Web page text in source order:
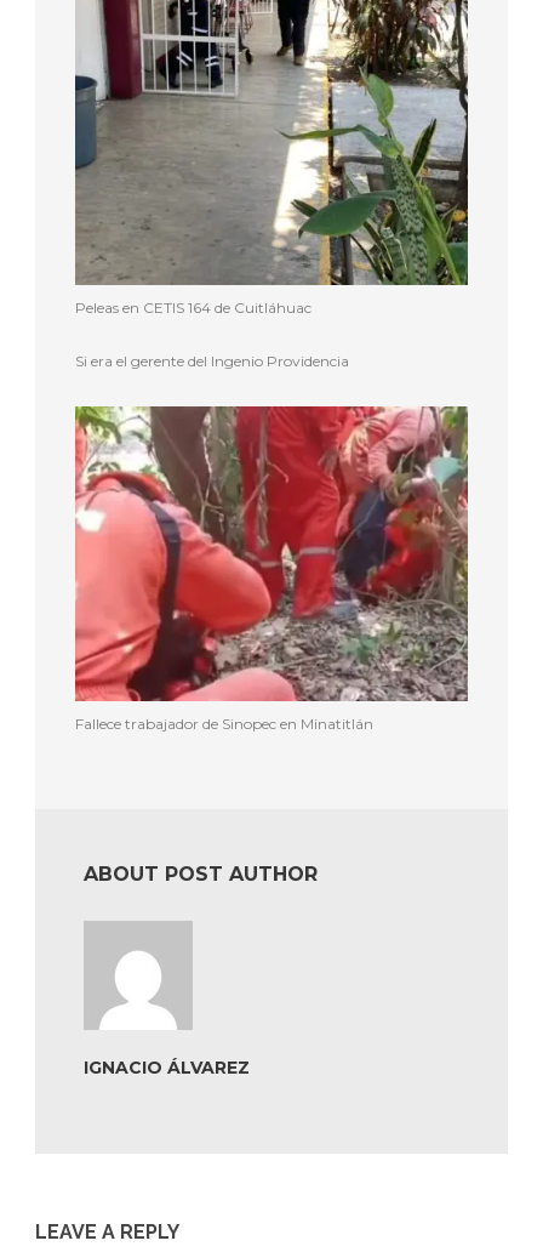
Peleas en CETIS 164 de Cuitláhuac
Si era el gerente del Ingenio Providencia
Fallece trabajador de Sinopec en Minatitlán
ABOUT POST AUTHOR
IGNACIO ÁLVAREZ
LEAVE A REPLY